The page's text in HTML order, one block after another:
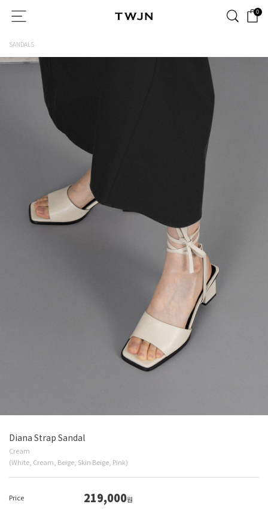
0
SANDALS
Diana Strap Sandal
Cream
(White, Cream, Beige, Skin Beige, Pink)
Price 219,000원